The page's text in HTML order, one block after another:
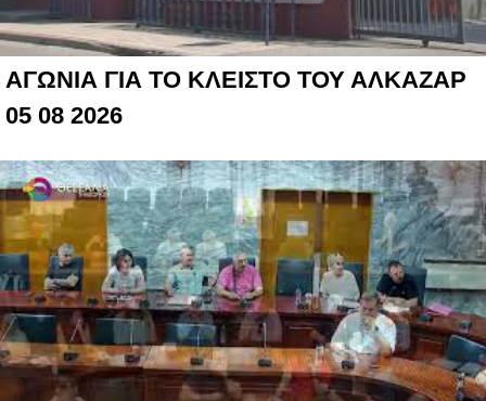
ΑΓΩΝΙΑ ΓΙΑ ΤΟ ΚΛΕΙΣΤΟ ΤΟΥ ΑΛΚΑΖΑΡ
05 08 2026